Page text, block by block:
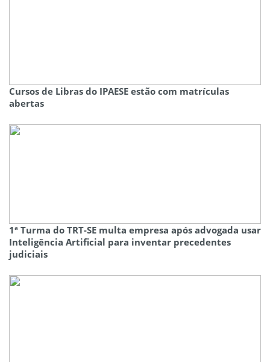
Cursos de Libras do IPAESE estão com matrículas
abertas
1ª Turma do TRT-SE multa empresa após advogada usar
Inteligência Artificial para inventar precedentes
judiciais